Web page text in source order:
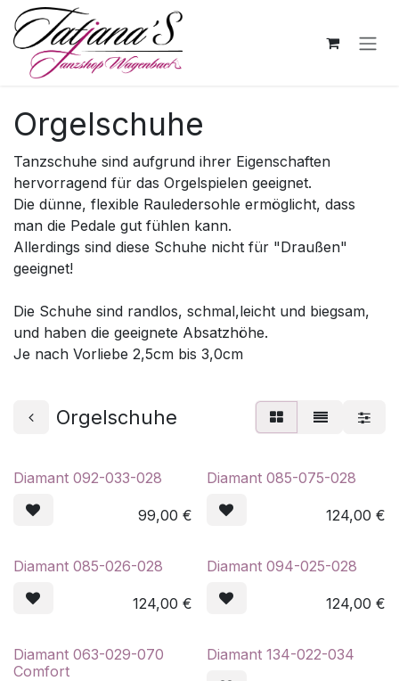
Zum Inhalt springen
Orgelschuhe
Tanzschuhe sind aufgrund ihrer Eigenschaften
hervorragend für das Orgelspielen geeignet.
Die dünne, flexible Rauledersohle ermöglicht, dass
man die Pedale gut fühlen kann.
Allerdings sind diese Schuhe nicht für "Draußen"
geeignet!
Die Schuhe sind randlos, schmal,leicht und biegsam,
und haben die geeignete Absatzhöhe.
Je nach Vorliebe 2,5cm bis 3,0cm
Orgelschuhe
Diamant 092-033-028
99,00 €
Diamant 085-075-028
124,00 €
Diamant 085-026-028
124,00 €
Diamant 094-025-028
124,00 €
Diamant 063-029-070
Comfort
Diamant 134-022-034